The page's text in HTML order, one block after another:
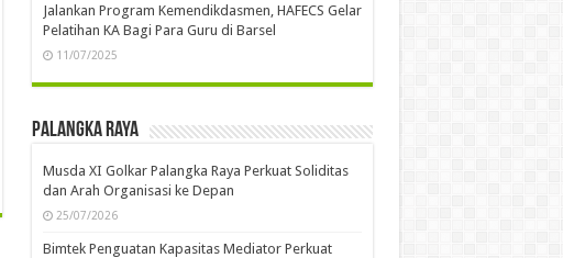
Jalankan Program Kemendikdasmen, HAFECS Gelar
Pelatihan KA Bagi Para Guru di Barsel
11/07/2025
Palangka Raya
Musda XI Golkar Palangka Raya Perkuat Soliditas
dan Arah Organisasi ke Depan
25/07/2026
Bimtek Penguatan Kapasitas Mediator Perkuat